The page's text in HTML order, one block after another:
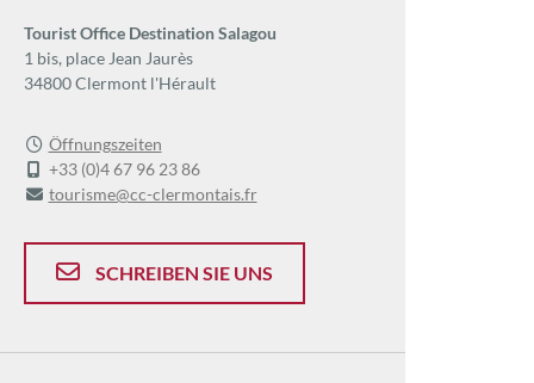
Tourist Office Destination Salagou
1 bis, place Jean Jaurès
34800 Clermont l'Hérault
Öffnungszeiten
+33 (0)4 67 96 23 86
tourisme@cc-clermontais.fr
SCHREIBEN SIE UNS